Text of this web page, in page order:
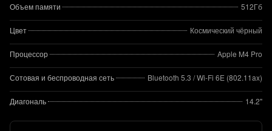
Объем памяти 512Гб
Цвет Космический чёрный
Процессор Apple M4 Pro
Сотовая и беспроводная сеть Bluetooth 5.3 / Wi-Fi 6E (802.11ax)
Диагональ 14.2"